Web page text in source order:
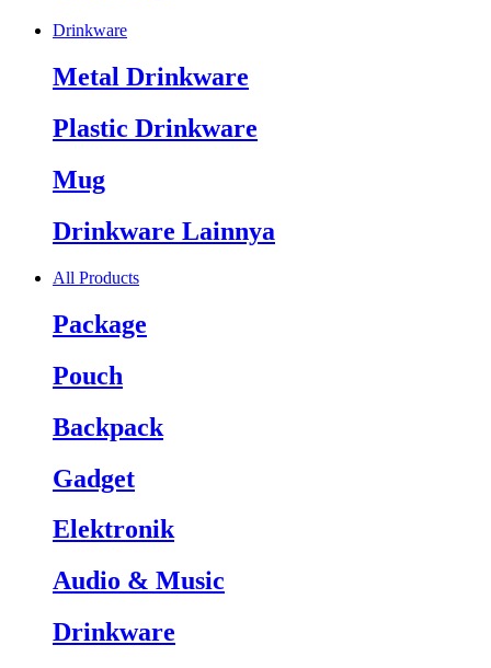
Drinkware
Metal Drinkware
Plastic Drinkware
Mug
Drinkware Lainnya
All Products
Package
Pouch
Backpack
Gadget
Elektronik
Audio & Music
Drinkware